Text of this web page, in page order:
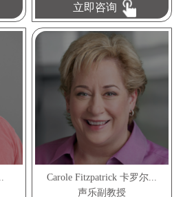
立即咨询
Carole Fitzpatrick 卡罗尔...
声乐副教授